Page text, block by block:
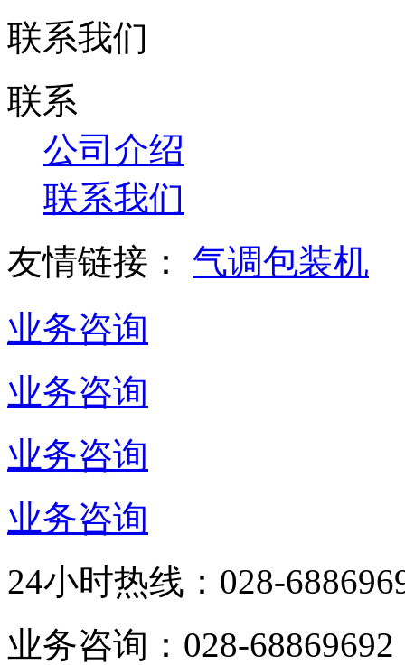
联系我们
联系
公司介绍
联系我们
友情链接： 气调包装机
业务咨询
业务咨询
业务咨询
业务咨询
24小时热线： 028-
业务咨询： 028-68869692